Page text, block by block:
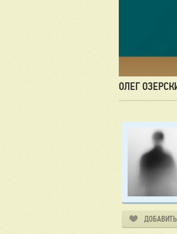
ОЛЕГ